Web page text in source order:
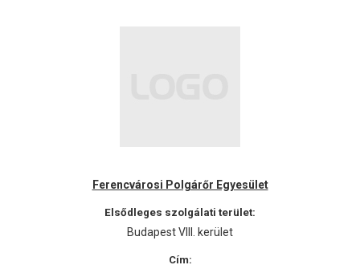
Ferencvárosi Polgárőr Egyesület
Elsődleges szolgálati terület:
Budapest VIII. kerület
Cím: